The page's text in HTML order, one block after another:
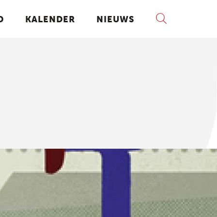
Muziek- en beeldinitiatie
Musical
KALENDER NIEUWS